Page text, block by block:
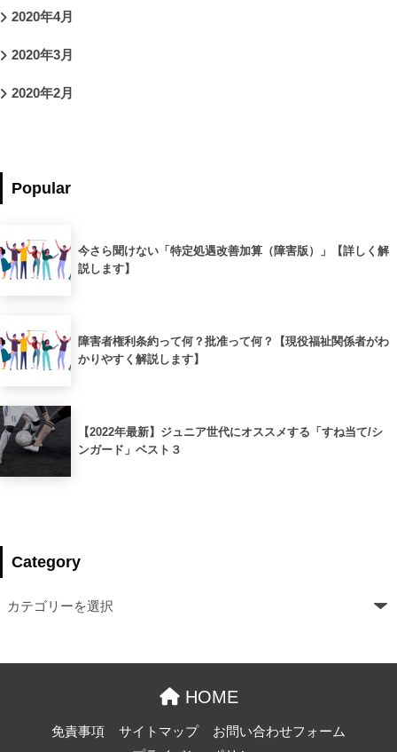
2020年4月
2020年3月
2020年2月
Popular
今さら聞けない「特定処遇改善加算（障害版）」【詳しく解
説します】
障害者権利条約って何？批准って何？【現役福祉関係者がわ
かりやすく解説します】
【2022年最新】ジュニア世代にオススメする「すね当て/シ
ンガード」ベスト３
Category
HOME
免責事項 サイトマップ
お問い合わせフォーム